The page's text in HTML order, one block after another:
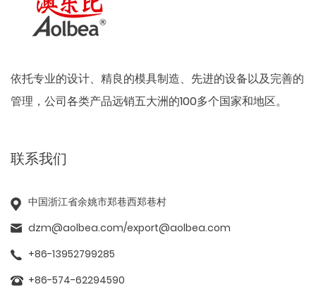
依托专业的设计、精良的模具制造、先进的设备以及完善的
管理，公司各类产品远销五大洲的100多个国家和地区。
联系我们
中国浙江省余姚市郑巷西郑巷村
dzm@aolbea.com/export@aolbea.com
+86-13952799285
+86-574-62294590